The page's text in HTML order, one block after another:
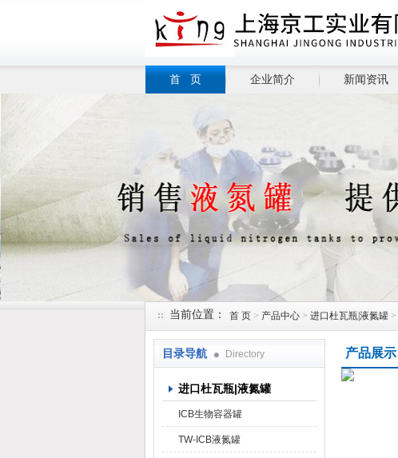
上海京工实业有限公司
首 页 企业简介 新闻资讯
当前位置： 首 页 > 产品中心 > 进口杜瓦瓶|液氮罐 >
目录导航 Directory
进口杜瓦瓶|液氮罐
ICB生物容器罐
TW-ICB液氮罐
产品展示